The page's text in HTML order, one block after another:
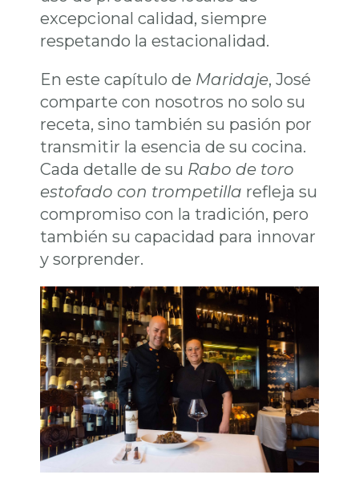
excepcional calidad, siempre
respetando la estacionalidad.
En este capítulo de Maridaje, José
comparte con nosotros no solo su
receta, sino también su pasión por
transmitir la esencia de su cocina.
Cada detalle de su Rabo de toro
estofado con trompetilla refleja su
compromiso con la tradición, pero
también su capacidad para innovar
y sorprender.